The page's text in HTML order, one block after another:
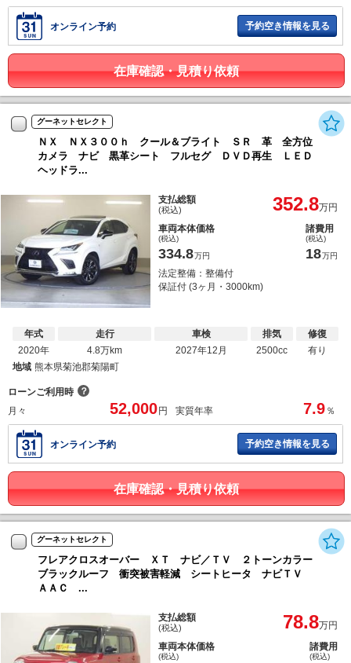
オンライン予約 予約空き情報を見る
在庫確認・見積り依頼
グーネットセレクト
ＮＸ ＮＸ３００ｈ クール＆ブライト ＳＲ 革 全方位
カメラ ナビ 黒革シート フルセグ ＤＶＤ再生 ＬＥＤ
ヘッドラ...
支払総額
(税込) 352.8万円
車両本体価格
(税込)
334.8万円
諸費用
(税込)
18万円
法定整備：整備付
保証付 (3ヶ月・3000km)
年式
2020年
走行
4.8万km
車検
2027年12月
排気
2500cc
修復
有り
地域 熊本県菊池郡菊陽町
ローンご利用時 ？
月々
52,000 円 実質年率 7.9 ％
オンライン予約 予約空き情報を見る
在庫確認・見積り依頼
グーネットセレクト
フレアクロスオーバー ＸＴ ナビ／ＴＶ ２トーンカラー
ブラックルーフ 衝突被害軽減 シートヒータ ナビＴＶ
ＡＡＣ ...
支払総額
(税込) 78.8万円
車両本体価格
(税込)
諸費用
(税込)